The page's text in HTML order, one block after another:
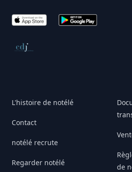
App Store Google Play
Conseil de déontologie
L'histoire de notélé
Contact
notélé recrute
Regarder notélé
de